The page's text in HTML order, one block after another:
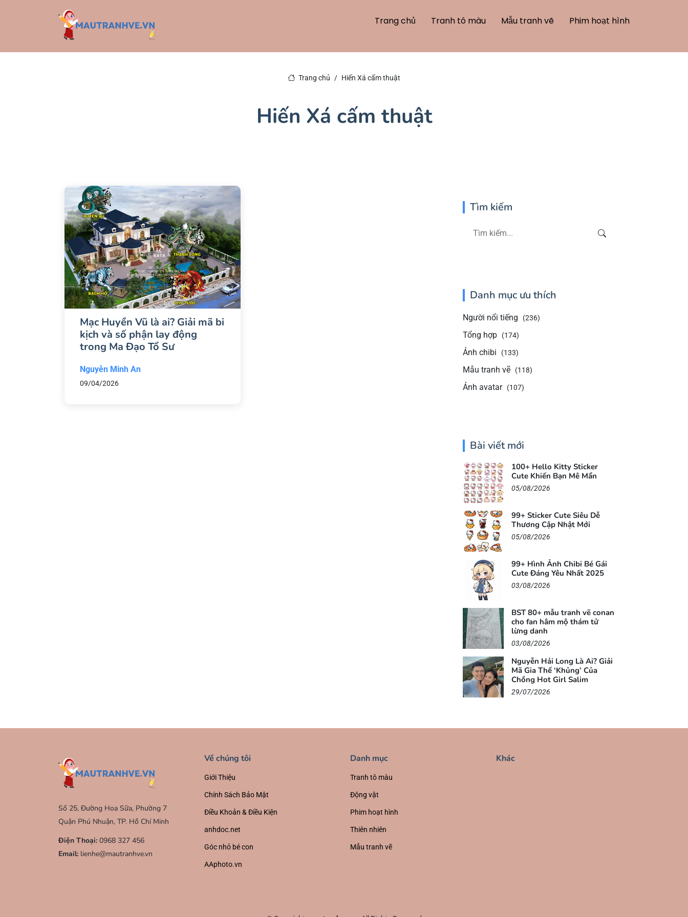
Trang chủ Tranh tô màu Mẫu tranh vẽ Phim hoạt hình
Trang chủ Hiến Xá cấm thuật
Hiến Xá cấm thuật
Mạc Huyền Vũ là ai? Giải mã bi
kịch và số phận lay động
trong Ma Đạo Tổ Sư
Nguyễn Minh An
09/04/2026
Tìm kiếm
Danh mục ưu thích
Người nổi tiếng (236)
Tổng hợp (174)
Ảnh chibi (133)
Mẫu tranh vẽ (118)
Ảnh avatar (107)
Bài viết mới
100+ Hello Kitty Sticker
Cute Khiến Bạn Mê Mẩn
05/08/2026
99+ Sticker Cute Siêu Dễ
Thương Cập Nhật Mới
05/08/2026
99+ Hình Ảnh Chibi Bé Gái
Cute Đáng Yêu Nhất 2025
03/08/2026
BST 80+ mẫu tranh vẽ conan
cho fan hâm mộ thám tử
lừng danh
03/08/2026
Nguyễn Hải Long Là Ai? Giải
Mã Gia Thế ‘Khủng’ Của
Chồng Hot Girl Salim
29/07/2026
Số 25, Đường Hoa Sữa, Phường 7
Quận Phú Nhuận, TP. Hồ Chí Minh
Điện Thoại: 0968 327 456
Email: lienhe@mautranhve.vn
Về chúng tôi
Giới Thiệu
Chính Sách Bảo Mật
Điều Khoản & Điều Kiện
anhdoc.net
Góc nhỏ bé con
AAphoto.vn
Danh mục
Tranh tô màu
Động vật
Phim hoạt hình
Thiên nhiên
Mẫu tranh vẽ
Khác